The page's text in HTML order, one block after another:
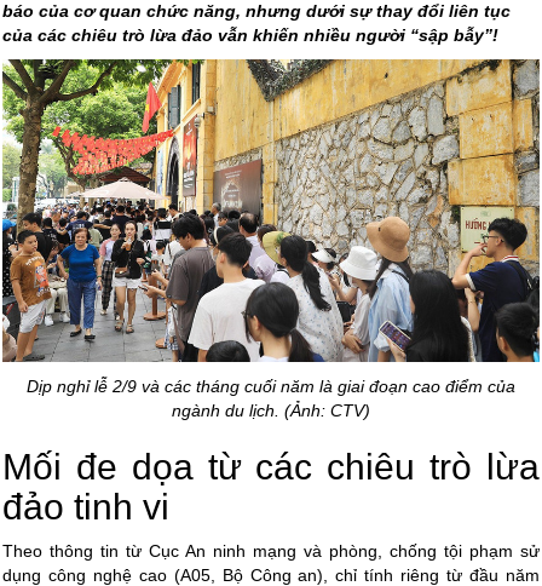
báo của cơ quan chức năng, nhưng dưới sự thay đổi liên tục
của các chiêu trò lừa đảo vẫn khiến nhiều người “sập bẫy”!
Dịp nghỉ lễ 2/9 và các tháng cuối năm là giai đoạn cao điểm của
ngành du lịch. (Ảnh: CTV)
Mối đe dọa từ các chiêu trò lừa
đảo tinh vi
Theo thông tin từ Cục An ninh mạng và phòng, chống tội phạm sử
dụng công nghệ cao (A05, Bộ Công an), chỉ tính riêng từ đầu năm